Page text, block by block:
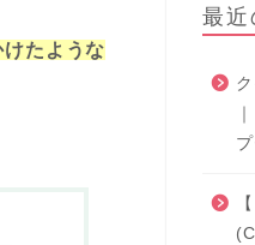
たような
最近
プ